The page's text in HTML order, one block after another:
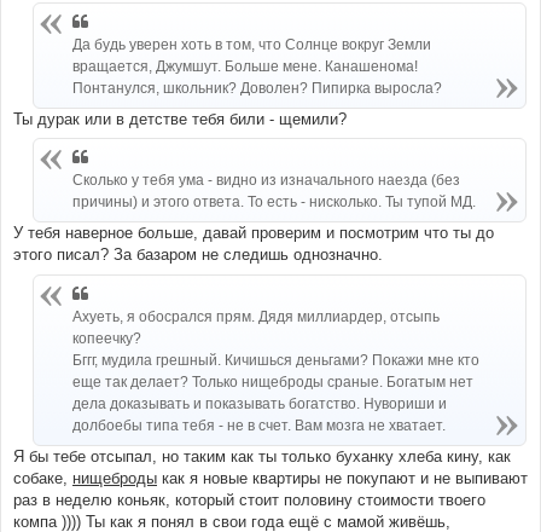
Да будь уверен хоть в том, что Солнце вокруг Земли
вращается, Джумшут. Больше мене. Канашенома!
Понтанулся, школьник? Доволен? Пипирка выросла?
Ты дурак или в детстве тебя били - щемили?
Сколько у тебя ума - видно из изначального наезда (без
причины) и этого ответа. То есть - нисколько. Ты тупой МД.
У тебя наверное больше, давай проверим и посмотрим что ты до
этого писал? За базаром не следишь однозначно.
Ахуеть, я обосрался прям. Дядя миллиардер, отсыпь
копеечку?
Бггг, мудила грешный. Кичишься деньгами? Покажи мне кто
еще так делает? Только нищеброды сраные. Богатым нет
дела доказывать и показывать богатство. Нувориши и
долбоебы типа тебя - не в счет. Вам мозга не хватает.
Я бы тебе отсыпал, но таким как ты только буханку хлеба кину, как
собаке, нищеброды как я новые квартиры не покупают и не выпивают
раз в неделю коньяк, который стоит половину стоимости твоего
компа )))) Ты как я понял в свои года ещё с мамой живёшь,